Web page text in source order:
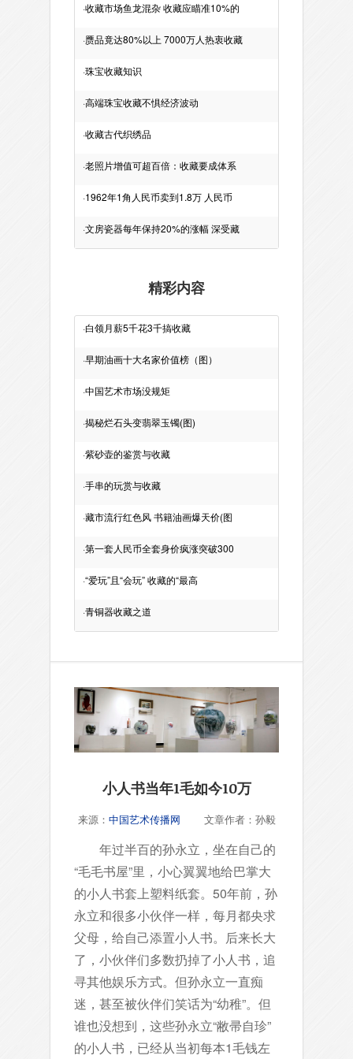
·收藏市场鱼龙混杂 收藏应瞄准10%的
·赝品竟达80%以上 7000万人热衷收藏
·珠宝收藏知识
·高端珠宝收藏不惧经济波动
·收藏古代织绣品
·老照片增值可超百倍：收藏要成体系
·1962年1角人民币卖到1.8万 人民币
·文房瓷器每年保持20%的涨幅 深受藏
精彩内容
·白领月薪5千花3千搞收藏
·早期油画十大名家价值榜（图）
·中国艺术市场没规矩
·揭秘烂石头变翡翠玉镯(图)
·紫砂壶的鉴赏与收藏
·手串的玩赏与收藏
·藏市流行红色风 书籍油画爆天价(图
·第一套人民币全套身价疯涨突破300
·“爱玩”且“会玩” 收藏的“最高
·青铜器收藏之道
小人书当年1毛如今10万
来源： 中国艺术传播网 文章作者：孙毅
年过半百的孙永立，坐在自己的
“毛毛书屋”里，小心翼翼地给巴掌大
的小人书套上塑料纸套。50年前，孙
永立和很多小伙伴一样，每月都央求
父母，给自己添置小人书。后来长大
了，小伙伴们多数扔掉了小人书，追
寻其他娱乐方式。但孙永立一直痴
迷，甚至被伙伴们笑话为“幼稚”。但
谁也没想到，这些孙永立“敝帚自珍”
的小人书，已经从当初每本1毛钱左